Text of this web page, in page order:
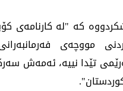
كه‌ "له‌ كارنامه‌ی
مووچه‌ی
تێدا نییه‌، ئه‌مه‌ش